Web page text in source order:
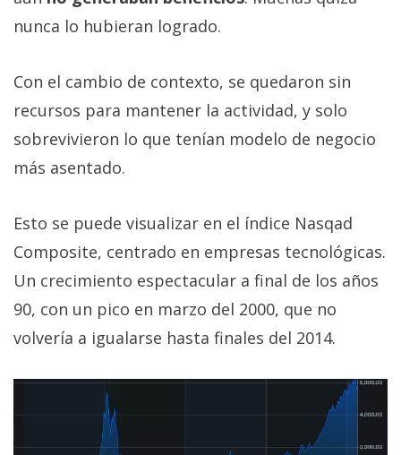
nunca lo hubieran logrado.
Con el cambio de contexto, se quedaron sin
recursos para mantener la actividad, y solo
sobrevivieron lo que tenían modelo de negocio
más asentado.
Esto se puede visualizar en el índice Nasqad
Composite, centrado en empresas tecnológicas.
Un crecimiento espectacular a final de los años
90, con un pico en marzo del 2000, que no
volvería a igualarse hasta finales del 2014.